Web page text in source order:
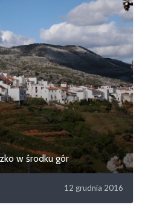
w środku gór
12 grudnia 2016